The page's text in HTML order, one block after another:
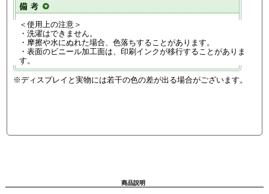
＜使用上の注意＞
・洗濯はできません。
・摩擦や水にぬれた場合、色落ちすることがあります。
・表面のビニール加工面は、印刷インクが移行することがありま
す。
※ディスプレイと実物には若干の色の差が出る場合がございます。
商品説明